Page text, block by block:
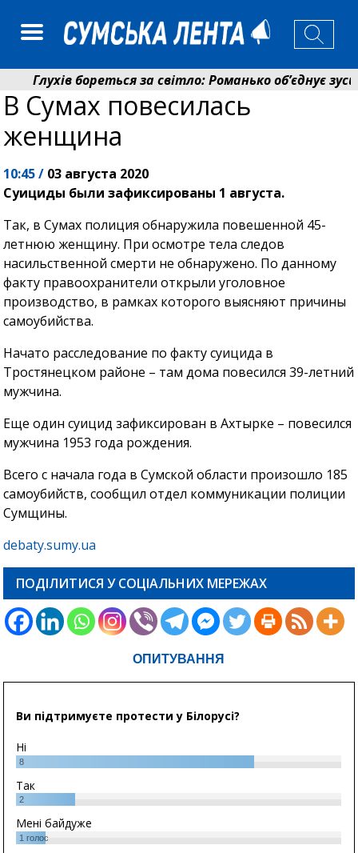
Глухів бореться за світло: Романько об’єднує
Пенсійний фонд Сумщини спрямував 0,2 млрд грн
В Сумах повесилась
женщина
10:45 / 03 августа 2020
Суициды были зафиксированы 1 августа.
Так, в Сумах полиция обнаружила повешенной 45-
летнюю женщину. При осмотре тела следов
насильственной смерти не обнаружено. По данному
факту правоохранители открыли уголовное
производство, в рамках которого выясняют причины
самоубийства.
Начато расследование по факту суицида в
Тростянецком районе – там дома повесился 39-летний
мужчина.
Еще один суицид зафиксирован в Ахтырке – повесился
мужчина 1953 года рождения.
Всего с начала года в Сумской области произошло 185
самоубийств, сообщил отдел коммуникации полиции
Сумщины.
debaty.sumy.ua
ПОДІЛИТИСЯ У СОЦІАЛЬНИХ МЕРЕЖАХ
ОПИТУВАННЯ
Ви підтримуєте протести у Білорусі?
Ні
8
Так
2
Мені байдуже
1 голос